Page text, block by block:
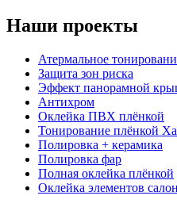
Наши проекты
Атермальное
Защита зон риска
Эффект панорамной
Антихром
Оклейка ПВХ плёнкой
Тонирование плёнкой
Полировка + керамика
Полировка фар
Полная оклейка плёнкой
Оклейка элементов